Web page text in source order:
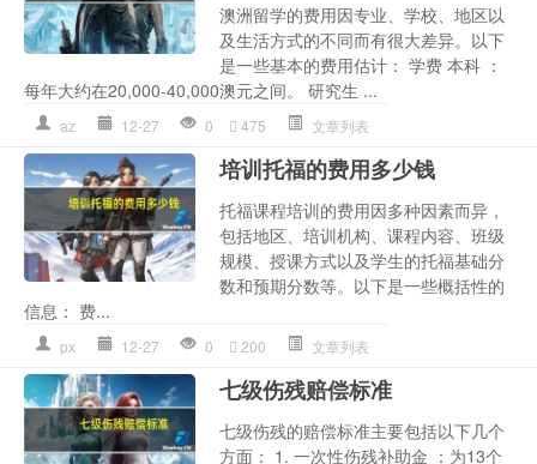
澳洲留学的费用因专业、学校、地区以
及生活方式的不同而有很大差异。以下
是一些基本的费用估计： 学费 本科 ：
每年大约在20,000-40,000澳元之间。 研究生 ...
az 12-27 0 475 文章列表
培训托福的费用多少钱
托福课程培训的费用因多种因素而异，
包括地区、培训机构、课程内容、班级
规模、授课方式以及学生的托福基础分
数和预期分数等。以下是一些概括性的
信息： 费...
px 12-27 0 200 文章列表
七级伤残赔偿标准
七级伤残的赔偿标准主要包括以下几个
方面： 1. 一次性伤残补助金 ：为13个